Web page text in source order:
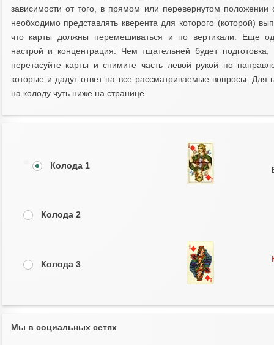
зависимости от того, в прямом или перевернутом
необходимо представлять кверента для которого (которой)
что карты должны перемешиваться и по вертикали. Еще
настрой и концентрация. Чем тщательней будет
перетасуйте карты и снимите часть левой рукой по
которые и дадут ответ на все рассматриваемые вопросы.
на колоду чуть ниже на странице.
Колода 1
Колода 2
Колода 3
Мы в социальных сетях